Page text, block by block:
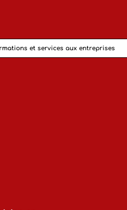
et services aux entreprises